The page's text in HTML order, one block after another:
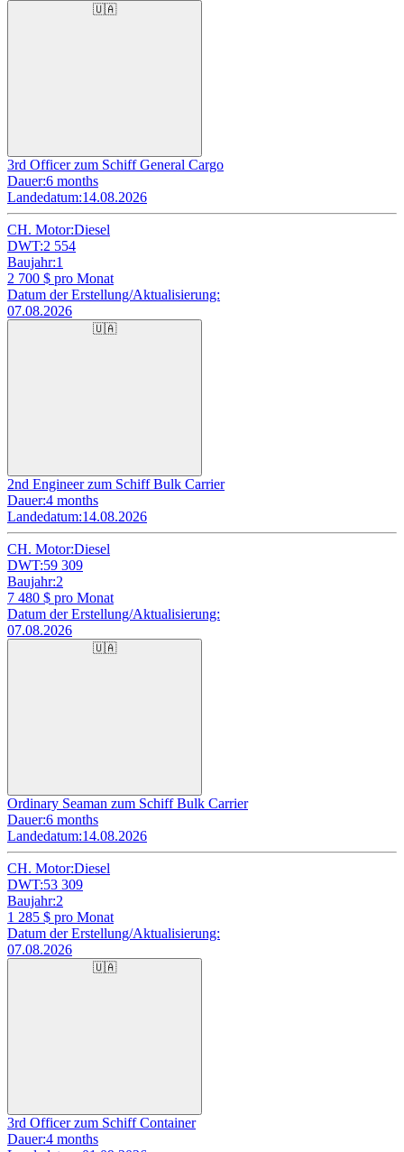
🇺🇦
3rd Officer zum Schiff General Cargo
Dauer:6 months
Landedatum:14.08.2026
CH. Motor:Diesel
DWT:2 554
Baujahr:1
2 700 $ pro Monat
Datum der Erstellung/Aktualisierung:
07.08.2026
🇺🇦
2nd Engineer zum Schiff Bulk Carrier
Dauer:4 months
Landedatum:14.08.2026
CH. Motor:Diesel
DWT:59 309
Baujahr:2
7 480 $ pro Monat
Datum der Erstellung/Aktualisierung:
07.08.2026
🇺🇦
Ordinary Seaman zum Schiff Bulk Carrier
Dauer:6 months
Landedatum:14.08.2026
CH. Motor:Diesel
DWT:53 309
Baujahr:2
1 285 $ pro Monat
Datum der Erstellung/Aktualisierung:
07.08.2026
🇺🇦
3rd Officer zum Schiff Container
Dauer:4 months